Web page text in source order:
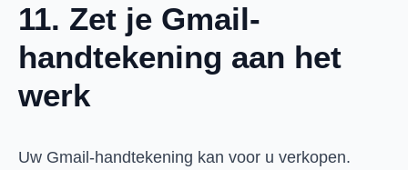
11. Zet je Gmail-
handtekening aan het
werk
Uw Gmail-handtekening kan voor u verkopen.